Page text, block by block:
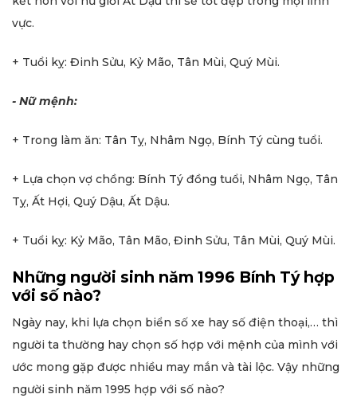
vực.
+ Tuổi kỵ: Đinh Sửu, Kỷ Mão, Tân Mùi, Quý Mùi.
- Nữ mệnh:
+ Trong làm ăn: Tân Tỵ, Nhâm Ngọ, Bính Tý cùng tuổi.
+ Lựa chọn vợ chồng: Bính Tý đồng tuổi, Nhâm Ngọ, Tân
Tỵ, Ất Hợi, Quý Dậu, Ất Dậu.
+ Tuổi kỵ: Kỷ Mão, Tân Mão, Đinh Sửu, Tân Mùi, Quý Mùi.
Những người sinh năm 1996 Bính Tý hợp
với số nào?
Ngày nay, khi lựa chọn biển số xe hay số điện thoại,… thì
người ta thường hay chọn số hợp với mệnh của mình với
ước mong gặp được nhiều may mắn và tài lộc. Vậy những
người sinh năm 1995 hợp với số nào?